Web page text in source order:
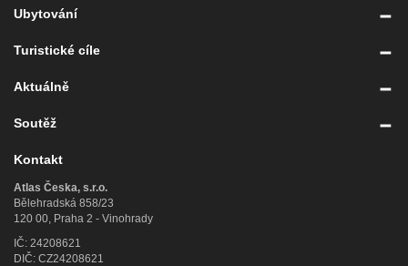
Ubytování
Turistické cíle
Aktuálně
Soutěž
Kontakt
Atlas Česka, s.r.o.
Bělehradská 858/23
120 00, Praha 2 - Vinohrady
IČ: 24208621
DIČ: CZ24208621